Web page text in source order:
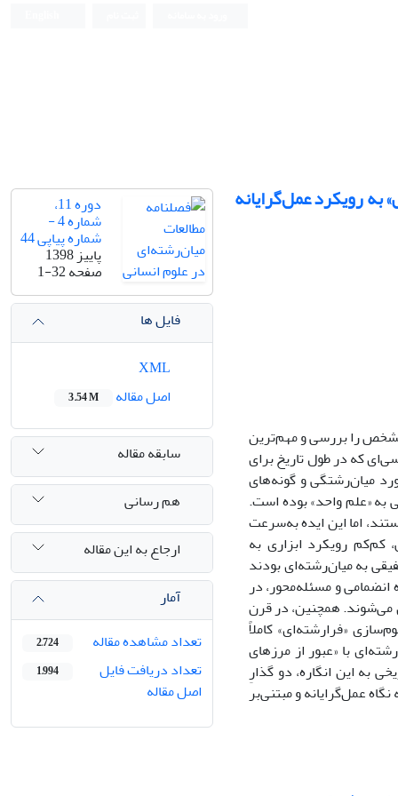
به رویکرد عمل‌گرایانه
مشخص را بررسی و مهم‌ترین
که در طول تاریخ برای
میان‌رشتگی و گونه‌های
به «علم واحد» بوده است.
اما این ایده به‌سرعت
کم‌کم رویکرد ابزاری به
به میان‌رشته‌ای بودند
و مسئله‌محور، در
می‌شوند. همچنین، در قرن
«فرارشته‌ای» کاملاً
با «عبور از مرزهای
به این انگاره، دو گذارِ
به نگاه عمل‌‌گرایانه و مبتنی‌بر
دوره 11،
شماره 4 -
شماره پیاپی 44
پاییز 1398
صفحه1-32
فایل ها
اصل مقاله
3.54 M
سابقه مقاله
هم رسانی
ارجاع به این مقاله
آمار
تعداد مشاهده مقاله
2,724
تعداد دریافت فایل
اصل مقاله
1,994